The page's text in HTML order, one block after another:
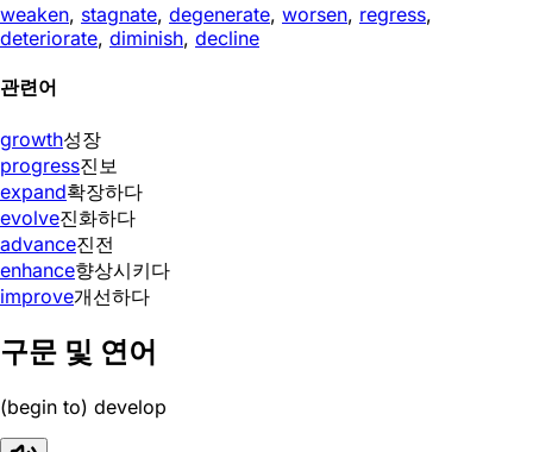
weaken, stagnate, degenerate, worsen, regress,
deteriorate, diminish, decline
관련어
growth성장
progress진보
expand확장하다
evolve진화하다
advance진전
enhance향상시키다
improve개선하다
구문 및 연어
(begin to) develop